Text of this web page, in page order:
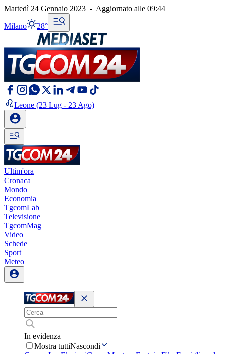
Martedì 24 Gennaio 2023 - Aggiornato alle 09:44
Milano 28°
Leone (23 Lug - 23 Ago)
Ultim'ora
Cronaca
Mondo
Economia
TgcomLab
Televisione
TgcomMag
Video
Schede
Sport
Meteo
In evidenza
Mostra tuttiNascondi